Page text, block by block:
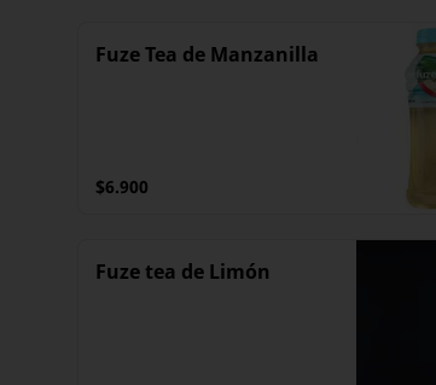
Fuze Tea de Manzanilla
$6.900
Fuze tea de Limón